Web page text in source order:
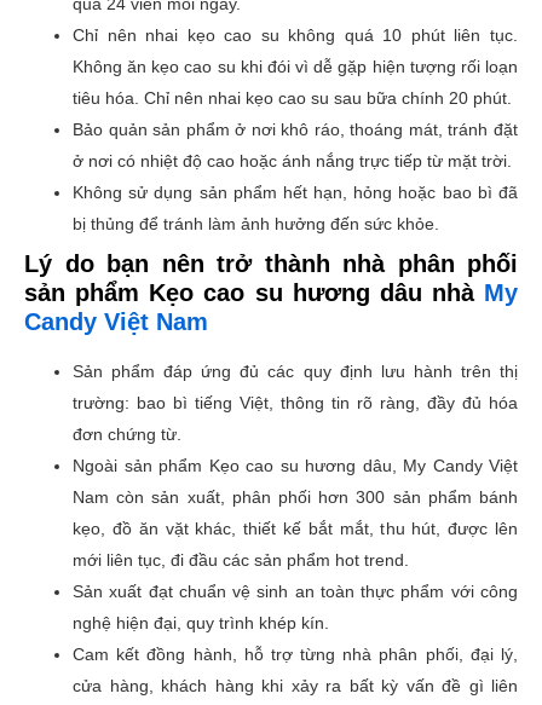
Chỉ nên nhai kẹo cao su không quá 10 phút liên tục.
Không ăn kẹo cao su khi đói vì dễ gặp hiện tượng rối loạn
tiêu hóa. Chỉ nên nhai kẹo cao su sau bữa chính 20 phút.
Bảo quản sản phẩm ở nơi khô ráo, thoáng mát, tránh đặt
ở nơi có nhiệt độ cao hoặc ánh nắng trực tiếp từ mặt trời.
Không sử dụng sản phẩm hết hạn, hỏng hoặc bao bì đã
bị thủng để tránh làm ảnh hưởng đến sức khỏe.
Lý do bạn nên trở thành nhà phân phối
sản phẩm Kẹo cao su hương dâu nhà My
Candy Việt Nam
Sản phẩm đáp ứng đủ các quy định lưu hành trên thị
trường: bao bì tiếng Việt, thông tin rõ ràng, đầy đủ hóa
đơn chứng từ.
Ngoài sản phẩm Kẹo cao su hương dâu, My Candy Việt
Nam còn sản xuất, phân phối hơn 300 sản phẩm bánh
kẹo, đồ ăn vặt khác, thiết kế bắt mắt, thu hút, được lên
mới liên tục, đi đầu các sản phẩm hot trend.
Sản xuất đạt chuẩn vệ sinh an toàn thực phẩm với công
nghệ hiện đại, quy trình khép kín.
Cam kết đồng hành, hỗ trợ từng nhà phân phối, đại lý,
cửa hàng, khách hàng khi xảy ra bất kỳ vấn đề gì liên